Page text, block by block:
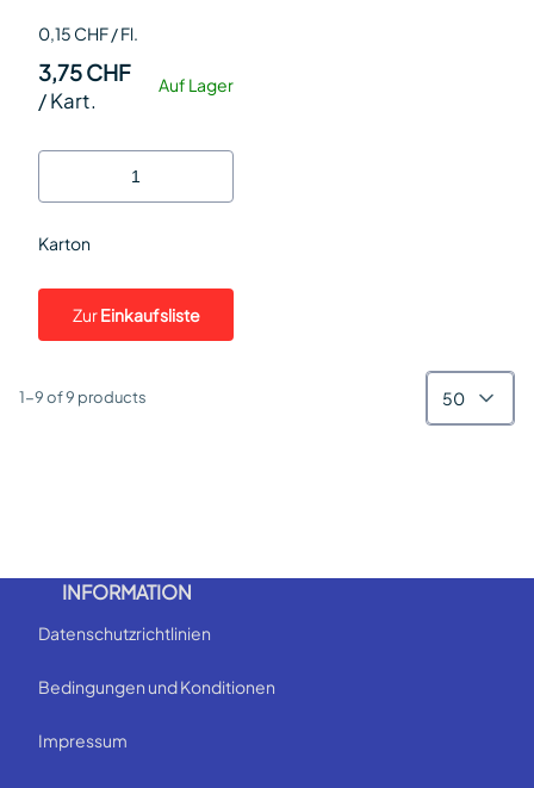
0,15 CHF / Fl.
Auf Lager
3,75 CHF
/Kart.
Karton
ZurEinkaufsliste
1-9 of 9 products 50
INFORMATION
Datenschutzrichtlinien
Bedingungen und Konditionen
Impressum